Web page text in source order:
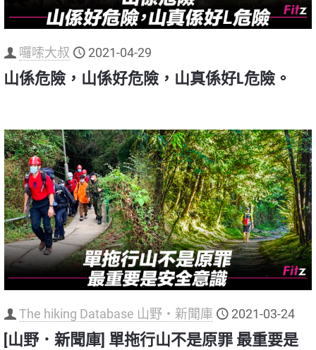
囉嗦大叔 2021-04-29
山係危險，山係好危險，山真係好L危險。
The hiking Database 山野‧新聞庫 2021-03-24
[山野．新聞庫] 單拖行山不是原罪 最重要是